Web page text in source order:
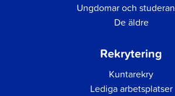
Ungdomar och
De äldre
Rekrytering
Kuntarekry
Lediga arbetsplatser